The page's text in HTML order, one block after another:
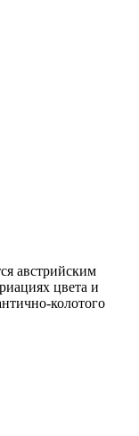
австрийским
цвета и
колотого